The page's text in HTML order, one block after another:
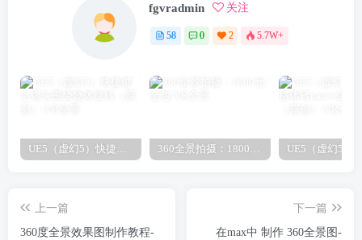
fgvradmin 关注
58 0 2 5.7W+
上一篇
360度全景效果图制作教程-
下一篇
在max中 制作 360全景图-